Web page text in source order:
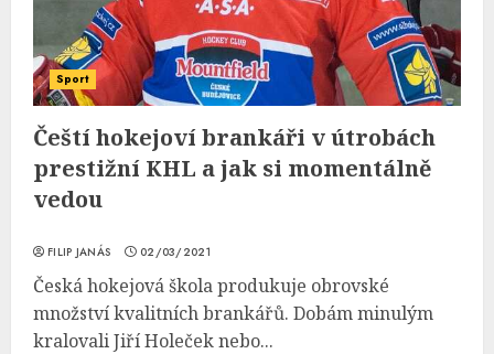
Sport
Čeští hokejoví brankáři v útrobách
prestižní KHL a jak si momentálně
vedou
FILIP JANÁS 02/03/2021
Česká hokejová škola produkuje obrovské
množství kvalitních brankářů. Dobám minulým
kralovali Jiří Holeček nebo...